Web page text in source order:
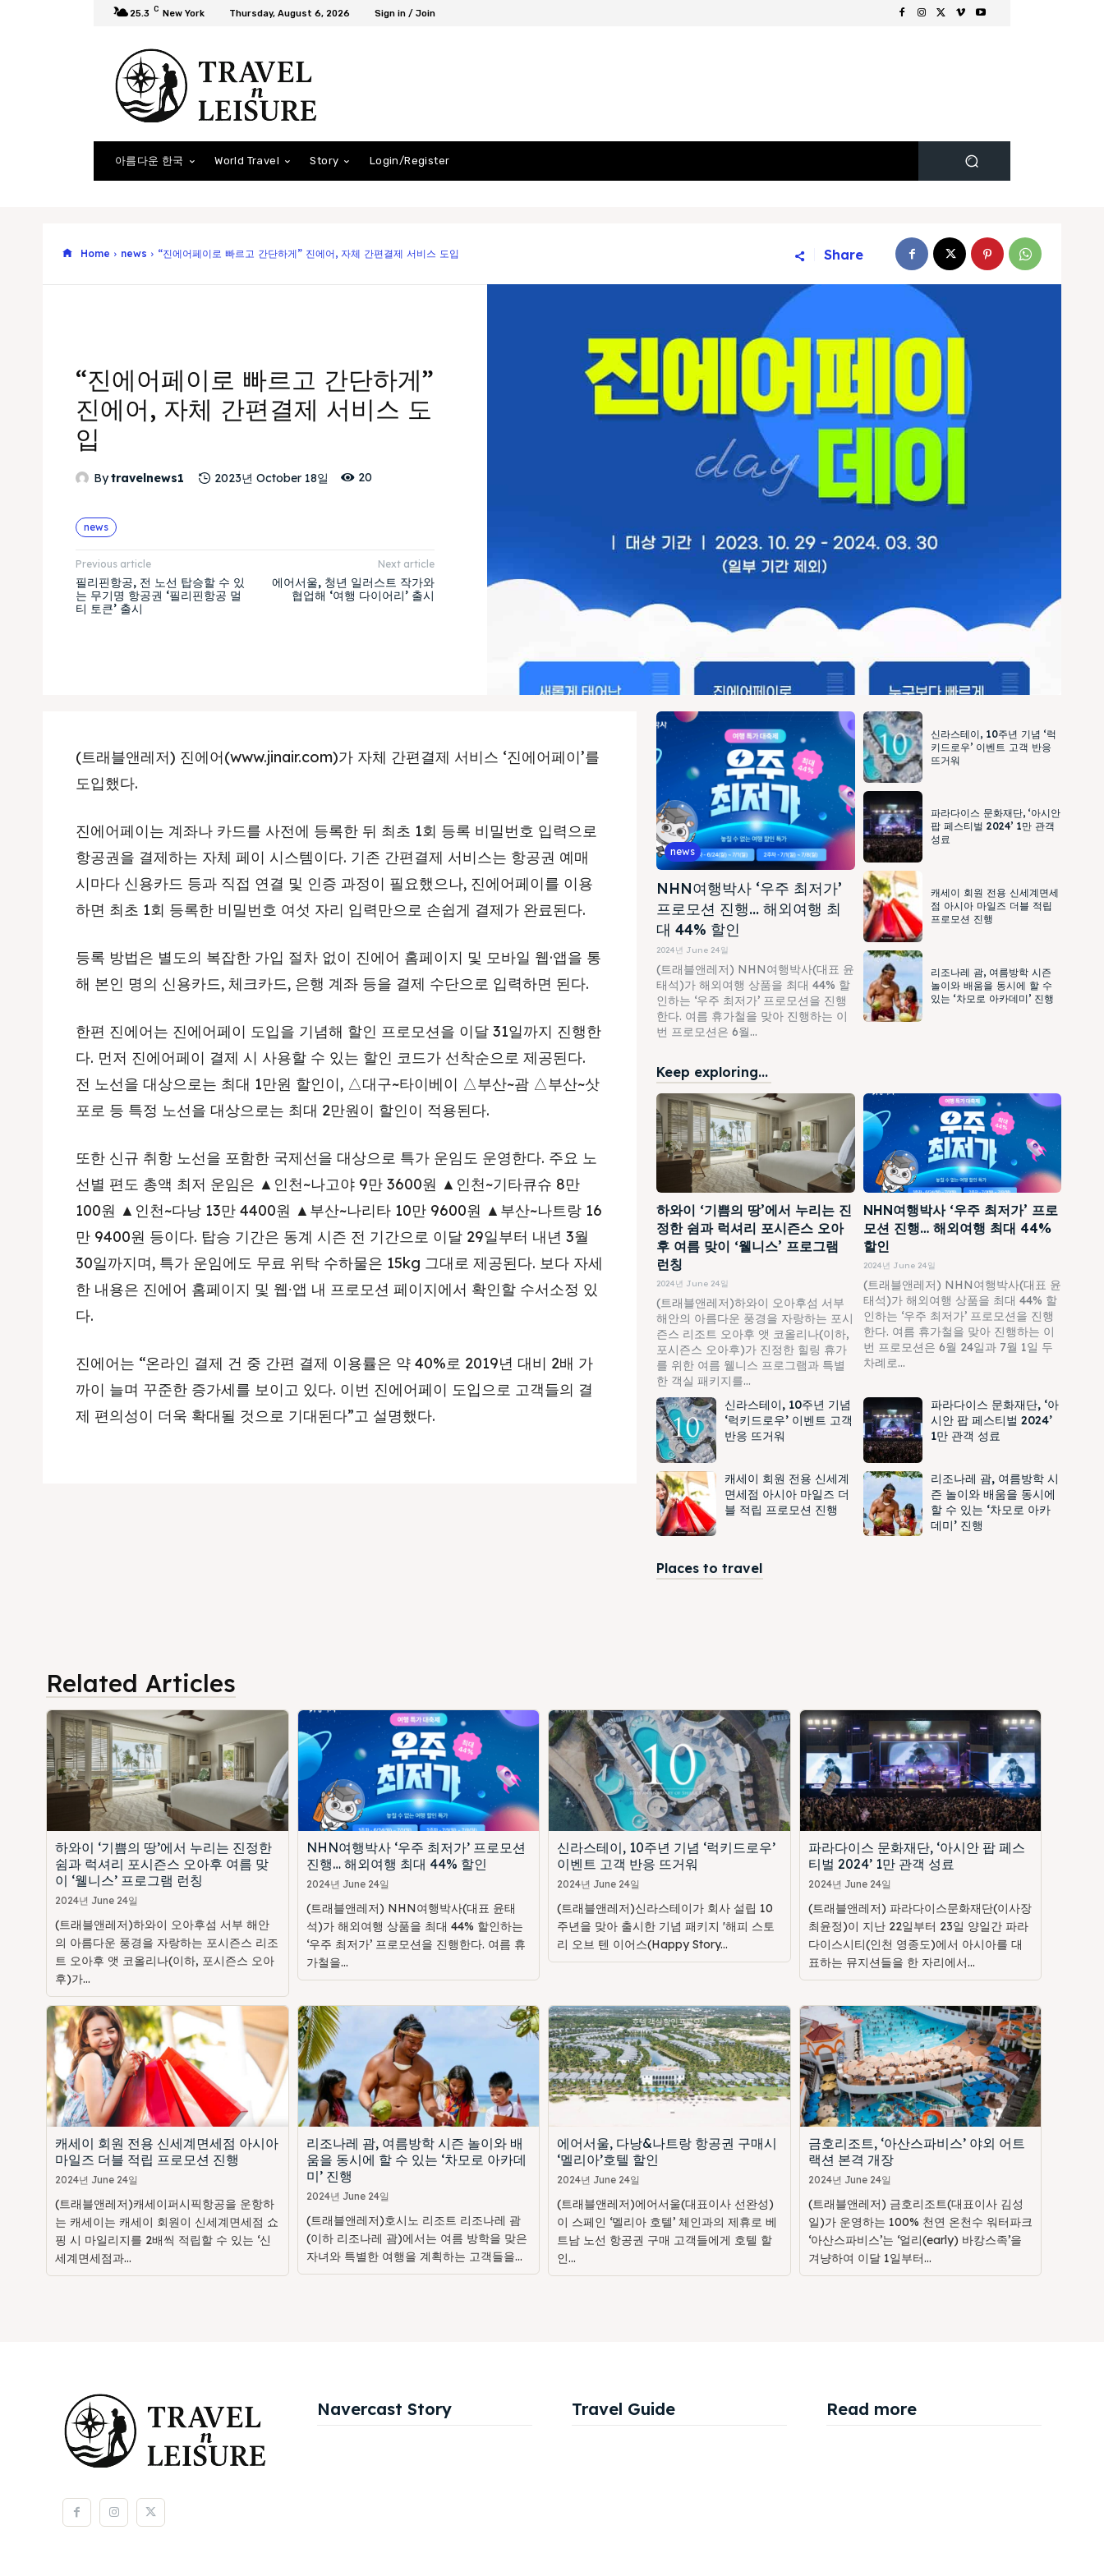
25.3 C New York Thursday, August 6, 2026 Sign in / Join
아름다운 한국 World Travel Story Login/Register
Home news “진에어페이로 빠르고 간단하게” 진에어, 자체 간편결제 서비스 도입 Share
“진에어페이로 빠르고 간단하게”
진에어, 자체 간편결제 서비스 도
입
Bytravelnews1 2023년 October 18일 20
news
Previous article
필리핀항공, 전 노선 탑승할 수 있
는 무기명 항공권 ‘필리핀항공 멀
티 토큰’ 출시
Next article
에어서울, 청년 일러스트 작가와
협업해 ‘여행 다이어리’ 출시
(트래블앤레저) 진에어(www.jinair.com)가 자체 간편결제 서비스 ‘진에어페이’를
도입했다.
진에어페이는 계좌나 카드를 사전에 등록한 뒤 최초 1회 등록 비밀번호 입력으로
항공권을 결제하는 자체 페이 시스템이다. 기존 간편결제 서비스는 항공권 예매
시마다 신용카드 등과 직접 연결 및 인증 과정이 필요했으나, 진에어페이를 이용
하면 최초 1회 등록한 비밀번호 여섯 자리 입력만으로 손쉽게 결제가 완료된다.
등록 방법은 별도의 복잡한 가입 절차 없이 진에어 홈페이지 및 모바일 웹·앱을 통
해 본인 명의 신용카드, 체크카드, 은행 계좌 등을 결제 수단으로 입력하면 된다.
한편 진에어는 진에어페이 도입을 기념해 할인 프로모션을 이달 31일까지 진행한
다. 먼저 진에어페이 결제 시 사용할 수 있는 할인 코드가 선착순으로 제공된다.
전 노선을 대상으로는 최대 1만원 할인이, △대구~타이베이 △부산~괌 △부산~삿
포로 등 특정 노선을 대상으로는 최대 2만원이 할인이 적용된다.
또한 신규 취항 노선을 포함한 국제선을 대상으로 특가 운임도 운영한다. 주요 노
선별 편도 총액 최저 운임은 ▲인천~나고야 9만 3600원 ▲인천~기타큐슈 8만
100원 ▲인천~다낭 13만 4400원 ▲부산~나리타 10만 9600원 ▲부산~나트랑 16
만 9400원 등이다. 탑승 기간은 동계 시즌 전 기간으로 이달 29일부터 내년 3월
30일까지며, 특가 운임에도 무료 위탁 수하물은 15kg 그대로 제공된다. 보다 자세
한 내용은 진에어 홈페이지 및 웹∙앱 내 프로모션 페이지에서 확인할 수서소정 있
다.
진에어는 “온라인 결제 건 중 간편 결제 이용률은 약 40%로 2019년 대비 2배 가
까이 늘며 꾸준한 증가세를 보이고 있다. 이번 진에어페이 도입으로 고객들의 결
제 편의성이 더욱 확대될 것으로 기대된다”고 설명했다.
news
NHN여행박사 ‘우주 최저가’
프로모션 진행… 해외여행 최
대 44% 할인
2024년 June 24일
(트래블앤레저) NHN여행박사(대표 윤
태석)가 해외여행 상품을 최대 44% 할
인하는 ‘우주 최저가’ 프로모션을 진행
한다. 여름 휴가철을 맞아 진행하는 이
번 프로모션은 6월...
신라스테이, 10주년 기념 ‘럭
키드로우’ 이벤트 고객 반응
뜨거워
파라다이스 문화재단, ‘아시안
팝 페스티벌 2024’ 1만 관객
성료
캐세이 회원 전용 신세계면세
점 아시아 마일즈 더블 적립
프로모션 진행
리조나레 괌, 여름방학 시즌
놀이와 배움을 동시에 할 수
있는 ‘차모로 아카데미’ 진행
Keep exploring...
하와이 ‘기쁨의 땅’에서 누리는 진
정한 쉼과 럭셔리 포시즌스 오아
후 여름 맞이 ‘웰니스’ 프로그램
런칭
2024년 June 24일
(트래블앤레저)하와이 오아후섬 서부
해안의 아름다운 풍경을 자랑하는 포시
즌스 리조트 오아후 앳 코올리나(이하,
포시즌스 오아후)가 진정한 힐링 휴가
를 위한 여름 웰니스 프로그램과 특별
한 객실 패키지를...
NHN여행박사 ‘우주 최저가’ 프로
모션 진행… 해외여행 최대 44%
할인
2024년 June 24일
(트래블앤레저) NHN여행박사(대표 윤
태석)가 해외여행 상품을 최대 44% 할
인하는 ‘우주 최저가’ 프로모션을 진행
한다. 여름 휴가철을 맞아 진행하는 이
번 프로모션은 6월 24일과 7월 1일 두
차례로...
신라스테이, 10주년 기념
‘럭키드로우’ 이벤트 고객
반응 뜨거워
파라다이스 문화재단, ‘아
시안 팝 페스티벌 2024’
1만 관객 성료
캐세이 회원 전용 신세계
면세점 아시아 마일즈 더
블 적립 프로모션 진행
리조나레 괌, 여름방학 시
즌 놀이와 배움을 동시에
할 수 있는 ‘차모로 아카
데미’ 진행
Places to travel
Related Articles
하와이 ‘기쁨의 땅’에서 누리는 진정한
쉼과 럭셔리 포시즌스 오아후 여름 맞
이 ‘웰니스’ 프로그램 런칭
2024년 June 24일
(트래블앤레저)하와이 오아후섬 서부 해안
의 아름다운 풍경을 자랑하는 포시즌스 리조
트 오아후 앳 코올리나(이하, 포시즌스 오아
후)가...
NHN여행박사 ‘우주 최저가’ 프로모션
진행… 해외여행 최대 44% 할인
2024년 June 24일
(트래블앤레저) NHN여행박사(대표 윤태
석)가 해외여행 상품을 최대 44% 할인하는
‘우주 최저가’ 프로모션을 진행한다. 여름 휴
가철을...
신라스테이, 10주년 기념 ‘럭키드로우’
이벤트 고객 반응 뜨거워
2024년 June 24일
(트래블앤레저)신라스테이가 회사 설립 10
주년을 맞아 출시한 기념 패키지 '해피 스토
리 오브 텐 이어스(Happy Story...
파라다이스 문화재단, ‘아시안 팝 페스
티벌 2024’ 1만 관객 성료
2024년 June 24일
(트래블앤레저) 파라다이스문화재단(이사장
최윤정)이 지난 22일부터 23일 양일간 파라
다이스시티(인천 영종도)에서 아시아를 대
표하는 뮤지션들을 한 자리에서...
캐세이 회원 전용 신세계면세점 아시아
마일즈 더블 적립 프로모션 진행
2024년 June 24일
(트래블앤레저)캐세이퍼시픽항공을 운항하
는 캐세이는 캐세이 회원이 신세계면세점 쇼
핑 시 마일리지를 2배씩 적립할 수 있는 ‘신
세계면세점과...
리조나레 괌, 여름방학 시즌 놀이와 배
움을 동시에 할 수 있는 ‘차모로 아카데
미’ 진행
2024년 June 24일
(트래블앤레저)호시노 리조트 리조나레 괌
(이하 리조나레 괌)에서는 여름 방학을 맞은
자녀와 특별한 여행을 계획하는 고객들을...
에어서울, 다낭&나트랑 항공권 구매시
‘멜리아’호텔 할인
2024년 June 24일
(트래블앤레저)에어서울(대표이사 선완성)
이 스페인 ‘멜리아 호텔’ 체인과의 제휴로 베
트남 노선 항공권 구매 고객들에게 호텔 할
인...
금호리조트, ‘아산스파비스’ 야외 어트
랙션 본격 개장
2024년 June 24일
(트래블앤레저) 금호리조트(대표이사 김성
일)가 운영하는 100% 천연 온천수 워터파크
‘아산스파비스’는 ‘얼리(early) 바캉스족’을
겨냥하여 이달 1일부터...
Navercast Story Travel Guide Read more